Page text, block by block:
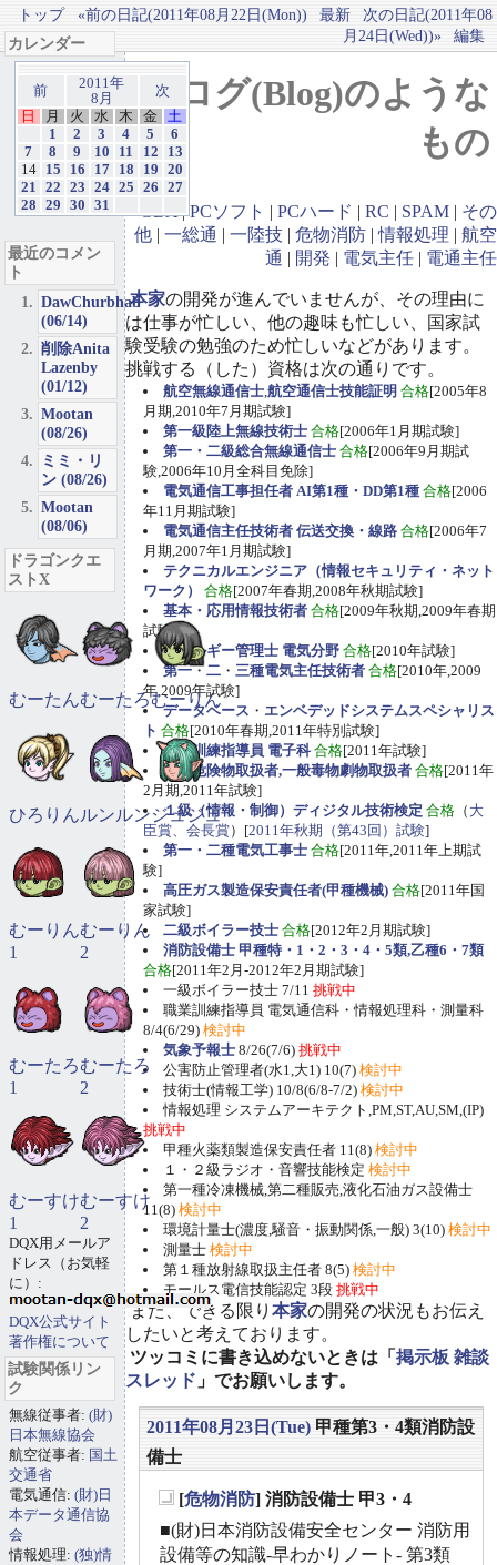
トップ «前の日記(2011年08月22日(Mon)) 最新
次の日記(2011年08
月24日(Wed))»
編集
ブログ(Blog)のような
もの
GBA|PCソフト | PCハード | RC | SPAM | その
他 | 一総通 | 一陸技 | 危物消防 |情報処理 | 航空
通 | 開発 | 電気主任 | 電通主任
本家の開発が進んでいませんが、その理由に
は仕事が忙しい、他の趣味も忙しい、国家試
験受験の勉強のため忙しいなどがあります。
挑戦する（した）資格は次の通りです。
航空無線通信士,航空通信士技能証明 合格[2005年8
月期,2010年7月期試験]
第一級陸上無線技術士 合格[2006年1月期試験]
第一・二級総合無線通信士 合格[2006年9月期試
験,2006年10月全科目免除]
電気通信工事担任者 AI第1種・DD第1種 合格[2006
年11月期試験]
電気通信主任技術者 伝送交換・線路 合格[2006年7
月期,2007年1月期試験]
テクニカルエンジニア（情報セキュリティ・ネット
ワーク）
合格[2007年春期,2008年秋期試験]
基本・応用情報技術者 合格[2009年秋期,2009年春期
試験]
エネルギー管理士 電気分野 合格[2010年試験]
第一・二 ・ 三種電気主任技術者 合格[2010年,2009
年,2009年試験]
データベース ・ エンベデッドシステムスペシャリス
ト 合格[2010年春期,2011年特別試験]
職業訓練指導員 電子科 合格[2011年試験]
甲種危険物取扱者,一般毒物劇物取扱者 合格[2011年
2月期,2011年試験]
１級（情報・制御）ディジタル技術検定 合格 （ 大
臣賞、会長賞）[2011年秋期（第43回）試験]
第一・二種電気工事士 合格[2011年,2011年上期試
験]
高圧ガス製造保安責任者(甲種機械) 合格[2011年国
家試験]
二級ボイラー技士 合格[2012年2月期試験]
消防設備士 甲種特・1・2・3・4・5類,乙種6・7類
合格[2011年2月-2012年2月期試験]
一級ボイラー技士 7/11 挑戦中
職業訓練指導員 電気通信科・情報処理科・測量科
8/4(6/29) 検討中
気象予報士 8/26(7/6) 挑戦中
公害防止管理者(水1,大1) 10(7) 検討中
技術士(情報工学) 10/8(6/8-7/2) 検討中
情報処理 システムアーキテクト,PM,ST,AU,SM,(IP)
挑戦中
甲種火薬類製造保安責任者 11(8) 検討中
１・２級ラジオ・音響技能検定 検討中
第一種冷凍機械,第二種販売,液化石油ガス設備士
11(8) 検討中
環境計量士(濃度,騒音・振動関係,一般) 3(10) 検討中
測量士 検討中
第１種放射線取扱主任者 8(5) 検討中
モールス電信技能認定 3段 挑戦中
また、できる限り 本家の開発の状況もお伝え
したいと考えております。
ツッコミに書き込めないときは「 掲示板 雑談
スレッド 」でお願いします。
2011年08月23日(Tue) 甲種第3・4類消防設
備士
[危物消防] 消防設備士 甲3・4
■(財)日本消防設備安全センター 消防用
設備等の知識-早わかりノート- 第3類
カレンダー
前
2011年
8月
次
日
月 火 水 木 金
土
1
2 3 4 5
6
7
8 9 10 11 12
13
14
15 16 17 18 19
20
21
22 23 24 25 26
27
28
29 30 31
最近のコメン
ト
DawChurbhab
(06/14)
削除Anita
Lazenby
(01/12)
Mootan
(08/26)
ミミ・リ
ン (08/26)
Mootan
(08/06)
ドラゴンクエ
ストX
むーたんむーたろむーりん
ひろりんルンルンジュジュ
むーりん
1
むーりん
2
むーたろ
1
むーたろ
2
むーすけ
1
むーすけ
2
DQX用メールア
ドレス（お気軽
に）:
DQX公式サイト
著作権について
試験関係リン
ク
無線従事者: (財)
日本無線協会
航空従事者: 国土
交通省
電気通信: (財)日
本データ通信協
会
情報処理: (独)情